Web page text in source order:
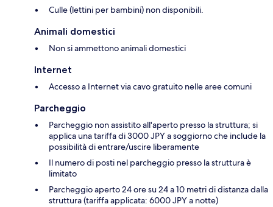
Culle (lettini per bambini) non disponibili.
Animali domestici
Non si ammettono animali domestici
Internet
Accesso a Internet via cavo gratuito nelle aree comuni
Parcheggio
Parcheggio non assistito all'aperto presso la struttura; si
applica una tariffa di 3000 JPY a soggiorno che include la
possibilità di entrare/uscire liberamente
Il numero di posti nel parcheggio presso la struttura è
limitato
Parcheggio aperto 24 ore su 24 a 10 metri di distanza dalla
struttura (tariffa applicata: 6000 JPY a notte)